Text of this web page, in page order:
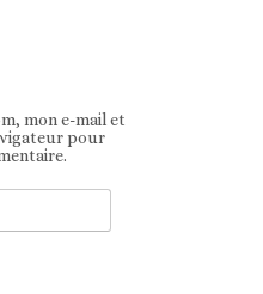
mon e-mail et
pour